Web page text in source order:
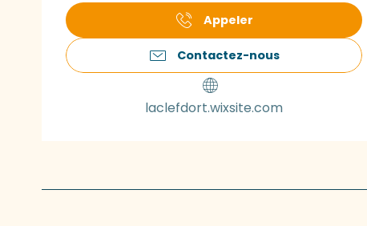
Appeler
Contactez-nous
laclefdort.wixsite.com